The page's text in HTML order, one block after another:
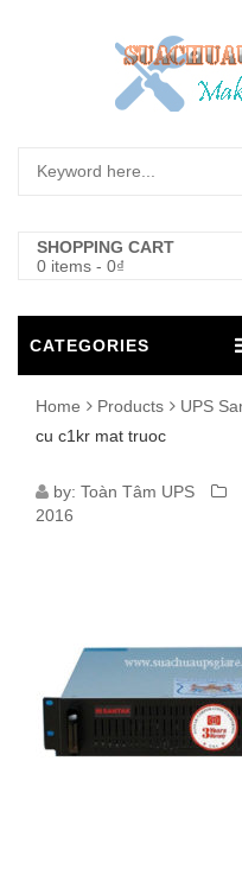
SHOPPING CART
0 items - 0₫
CATEGORIES
Home Products UPS
cu c1kr mat truoc
UPS
MAT
TRUOC
by: Toàn Tâm UPS
2016